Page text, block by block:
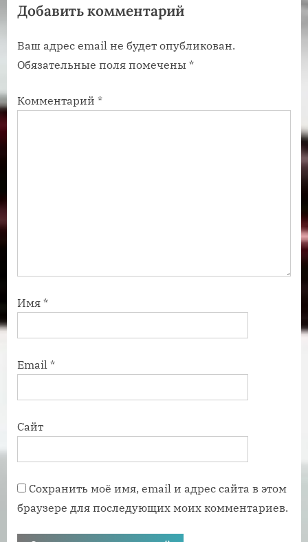
п
с
ь
а
и
с
:
Добавить комментарий
Ваш адрес email не будет опубликован.
Обязательные поля помечены *
Комментарий *
Имя *
Email *
Сайт
Сохранить моё имя, email и адрес сайта в этом
браузере для последующих моих комментариев.